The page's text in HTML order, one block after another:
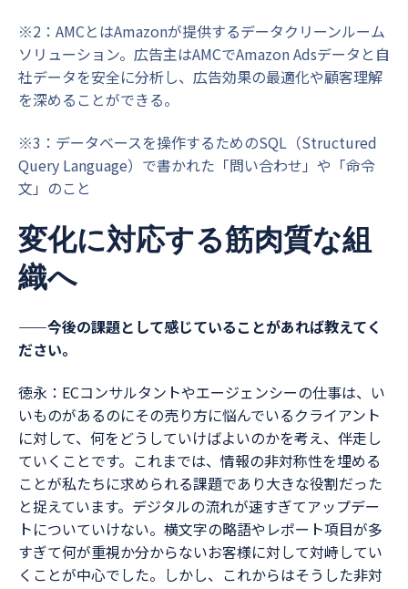
※2：AMCとはAmazonが提供するデータクリーンルーム
ソリューション。広告主はAMCでAmazon Adsデータと自
社データを安全に分析し、広告効果の最適化や顧客理解
を深めることができる。
※3：データベースを操作するためのSQL（Structured
Query Language）で書かれた「問い合わせ」や「命令
文」のこと
変化に対応する筋肉質な組
織へ
――今後の課題として感じていることがあれば教えてく
ださい。
徳永：ECコンサルタントやエージェンシーの仕事は、い
いものがあるのにその売り方に悩んでいるクライアント
に対して、何をどうしていけばよいのかを考え、伴走し
ていくことです。これまでは、情報の非対称性を埋める
ことが私たちに求められる課題であり大きな役割だった
と捉えています。デジタルの流れが速すぎてアップデー
トについていけない。横文字の略語やレポート項目が多
すぎて何が重視か分からないお客様に対して対峙してい
くことが中心でした。しかし、これからはそうした非対